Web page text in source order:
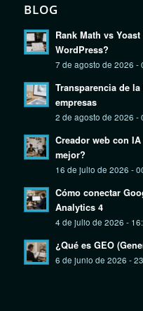
BLOG
Rank Math vs
WordPress?
7 de agosto de 2026 -
Transparencia de
empresas
2 de agosto de 2026 -
Creador web con
mejor?
16 de julio de 2026 -
Cómo conectar
Analytics 4
4 de julio de 2026 -
¿Qué es GEO
6 de junio de 2026 -